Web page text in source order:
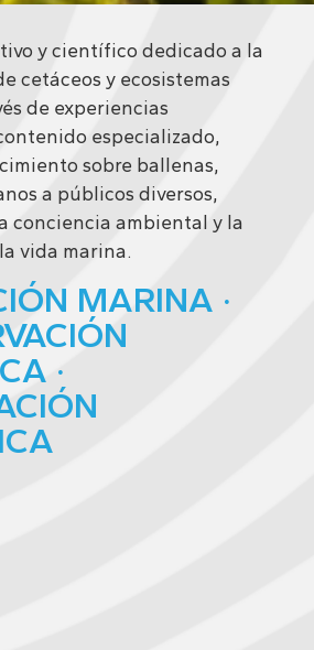
y científico dedicado a la
cetáceos y ecosistemas
de experiencias
especializado,
sobre ballenas,
a públicos diversos,
conciencia ambiental y la
vida marina.
MARINA ·
·